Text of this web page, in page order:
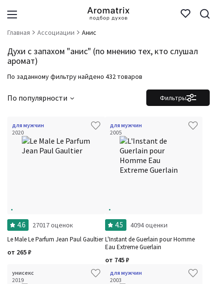
Главная Ассоциации Анис
Духи с запахом "анис" (по мнению тех, кто слушал
аромат)
По заданному фильтру найдено 432 товаров
Фильтры
По популярности
для мужчин
2020
4.6 27017 оценок
Le Male Le Parfum Jean Paul Gaultier
от 265₽
для мужчин
2005
4.5 4094 оценки
L'Instant de Guerlain pour Homme
Eau Extreme Guerlain
от 745₽
унисекс
2019
для мужчин
2003